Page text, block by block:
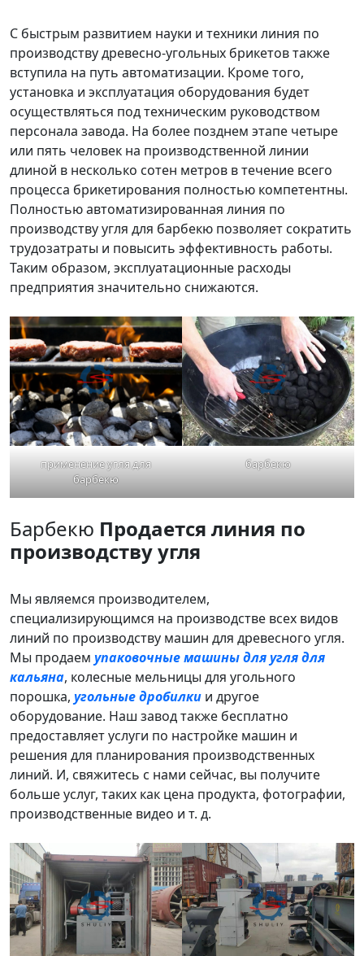
С быстрым развитием науки и техники линия по
производству древесно-угольных брикетов также
вступила на путь автоматизации. Кроме того,
установка и эксплуатация оборудования будет
осуществляться под техническим руководством
персонала завода. На более позднем этапе четыре
или пять человек на производственной линии
длиной в несколько сотен метров в течение всего
процесса брикетирования полностью компетентны.
Полностью автоматизированная линия по
производству угля для барбекю позволяет сократить
трудозатраты и повысить эффективность работы.
Таким образом, эксплуатационные расходы
предприятия значительно снижаются.
применение угля для
барбекю
барбекю
Барбекю Продается линия по
производству угля
Мы являемся производителем,
специализирующимся на производстве всех видов
линий по производству машин для древесного угля.
Мы продаем упаковочные машины для угля для
кальяна, колесные мельницы для угольного
порошка, угольные дробилки и другое
оборудование. Наш завод также бесплатно
предоставляет услуги по настройке машин и
решения для планирования производственных
линий. И, свяжитесь с нами сейчас, вы получите
больше услуг, таких как цена продукта, фотографии,
производственные видео и т. д.